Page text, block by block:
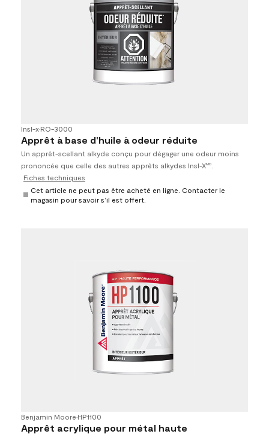
Insl-x•RO-3000
Apprêt à base d'huile à odeur réduite
Un apprêt-scellant alkyde conçu pour dégager une odeur moins
prononcée que celle des autres apprêts alkydes Insl-XMD
Fiches techniques
Cet article ne peut pas être acheté en ligne. Contacter le
magasin pour savoir s’il est offert.
Benjamin Moore•HP1100
Apprêt acrylique pour métal haute